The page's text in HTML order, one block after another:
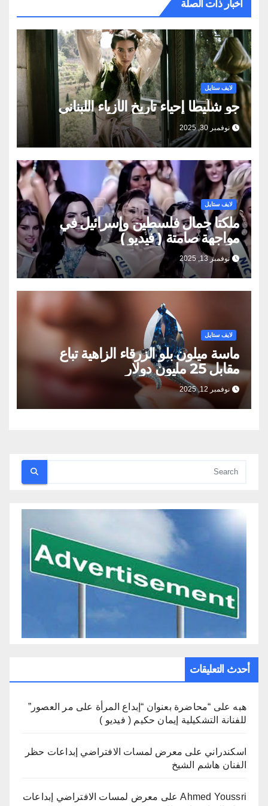
اخبار ذات الصلة
لايف ستايل
جو شلّيطا إحياء تاريخ الأزياء اللبناني
نوفمبر 30, 2025
لايف ستايل
ملكتا جمال فلسطين وإسرائيل في
مواجهة صامتة ( فيديو )
نوفمبر 13, 2025
لايف ستايل
ماسة ميلون بلو الزرقاء الزاهية تباع
مقابل 25 مليون دولار
نوفمبر 12, 2025
أحدث التعليقات
هبه على “محاضرة بعنوان “إبداع المرأة على مر العصور”
للفنانة التشكيلية إيمان حكيم ( فيديو )
اسكندراني على معرض لمسات الافتراضي إبداعات حظر
الفنان هاشم الشيخ
Ahmed Youssriعلى معرض لمسات الافتراضي إبداعات